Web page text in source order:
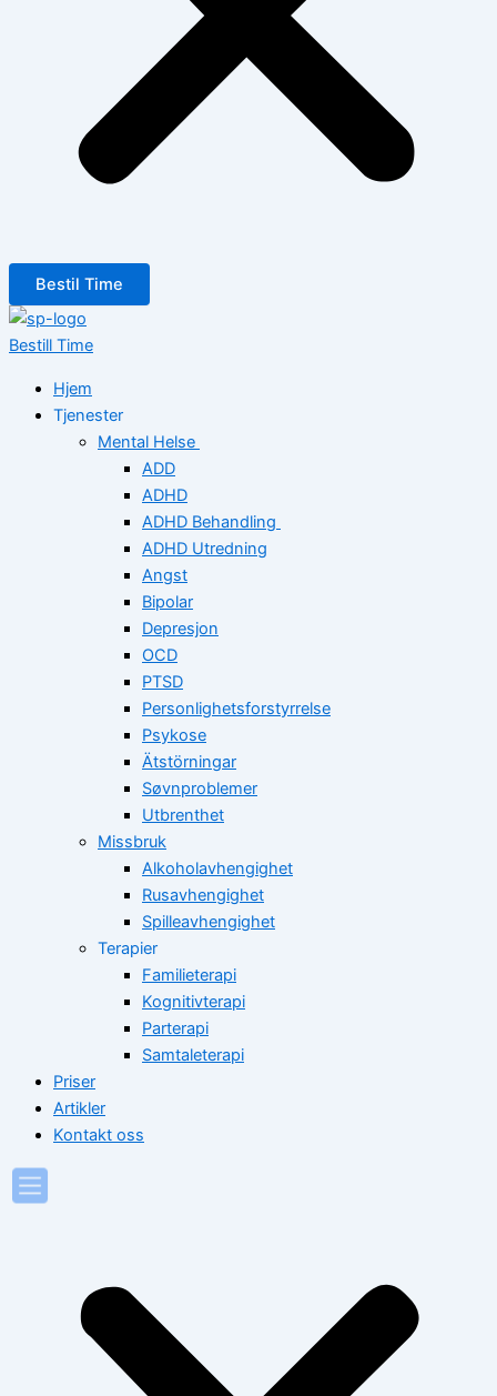
Bestil Time
Bestill Time
Hjem
Tjenester
Mental Helse
ADD
ADHD
ADHD Behandling
ADHD Utredning
Angst
Bipolar
Depresjon
OCD
PTSD
Personlighetsforstyrrelse
Psykose
Ätstörningar
Søvnproblemer
Utbrenthet
Missbruk
Alkoholavhengighet
Rusavhengighet
Spilleavhengighet
Terapier
Familieterapi
Kognitivterapi
Parterapi
Samtaleterapi
Priser
Artikler
Kontakt oss